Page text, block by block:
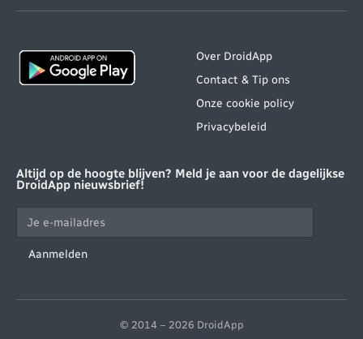
(Twitter)
Over DroidApp
Contact & Tip ons
Onze cookie policy
Privacybeleid
Altijd op de hoogte blijven? Meld je aan voor de dagelijkse
DroidApp nieuwsbrief!
Aanmelden
© 2014 – 2026 DroidApp